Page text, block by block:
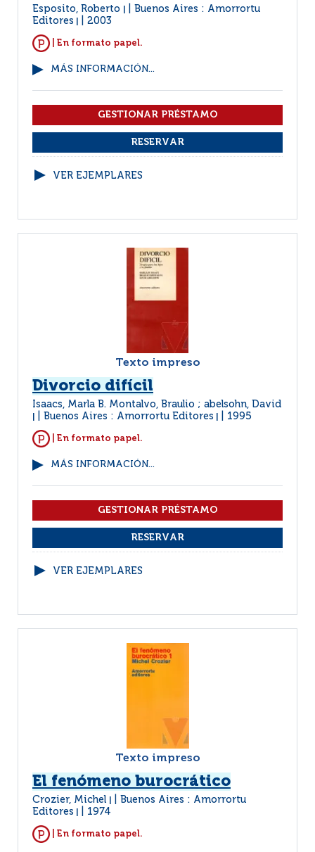
Esposito, Roberto
Buenos Aires : Amorrortu
Editores
2003
| En formato papel.
MÁS INFORMACIÓN...
VER EJEMPLARES
Texto impreso
Divorcio difícil
Isaacs, Marla B. Montalvo, Braulio ; abelsohn, David
Buenos Aires : Amorrortu Editores 1995
| En formato papel.
MÁS INFORMACIÓN...
VER EJEMPLARES
Texto impreso
El fenómeno burocrático
Crozier, Michel
Buenos Aires : Amorrortu
Editores
1974
| En formato papel.